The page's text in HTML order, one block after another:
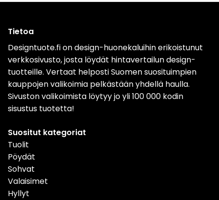
Tietoa
Designtuote.fi on design-huonekaluihin erikoistunut
verkkosivusto, josta löydät hintavertailun design-
tuotteille. Vertaat helposti Suomen suosituimpien
kauppojen valikoimia pelkästään yhdellä haulla.
Sivuston valikoimista löytyy jo yli 100 000 kodin
sisustus tuotetta!
Suositut kategoriat
Tuolit
Pöydät
Sohvat
Valaisimet
Hyllyt